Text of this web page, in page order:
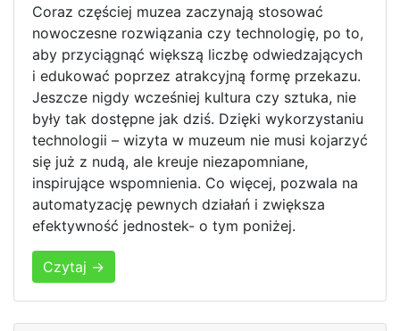
Coraz częściej muzea zaczynają stosować
nowoczesne rozwiązania czy technologię, po to,
aby przyciągnąć większą liczbę odwiedzających
i edukować poprzez atrakcyjną formę przekazu.
Jeszcze nigdy wcześniej kultura czy sztuka, nie
były tak dostępne jak dziś. Dzięki wykorzystaniu
technologii – wizyta w muzeum nie musi kojarzyć
się już z nudą, ale kreuje niezapomniane,
inspirujące wspomnienia. Co więcej, pozwala na
automatyzację pewnych działań i zwiększa
efektywność jednostek- o tym poniżej.
Czytaj →